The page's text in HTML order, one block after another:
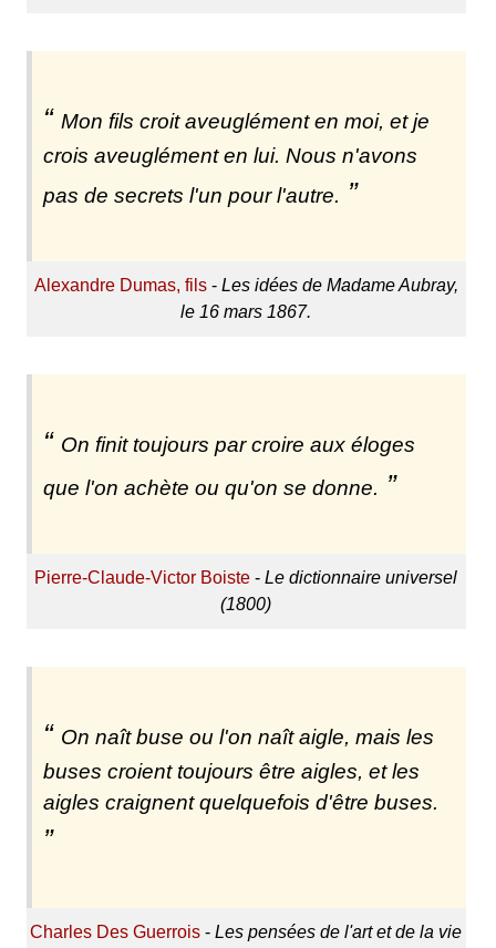
Mon fils croit aveuglément en moi, et je
crois aveuglément en lui. Nous n'avons
pas de secrets l'un pour l'autre.
Alexandre Dumas, fils- Les idées de Madame Aubray,
le 16 mars 1867.
On finit toujours par croire aux éloges
que l'on achète ou qu'on se donne.
Pierre-Claude-Victor Boiste -Le dictionnaire universel
(1800)
On naît buse ou l'on naît aigle, mais les
buses croient toujours être aigles, et les
aigles craignent quelquefois d'être buses.
Charles Des Guerrois -Les pensées de l'art et de la vie